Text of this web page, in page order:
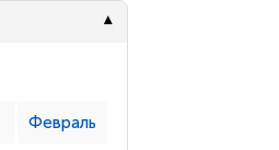
Февраль